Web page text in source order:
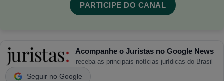
PARTICIPE DO CANAL
Acompanhe o Juristas no Google News
receba as principais notícias jurídicas do Brasil
Seguir no Google